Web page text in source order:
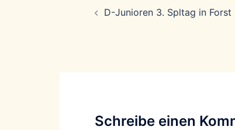
D-Junioren 3. Spltag in Forst
Schreibe einen